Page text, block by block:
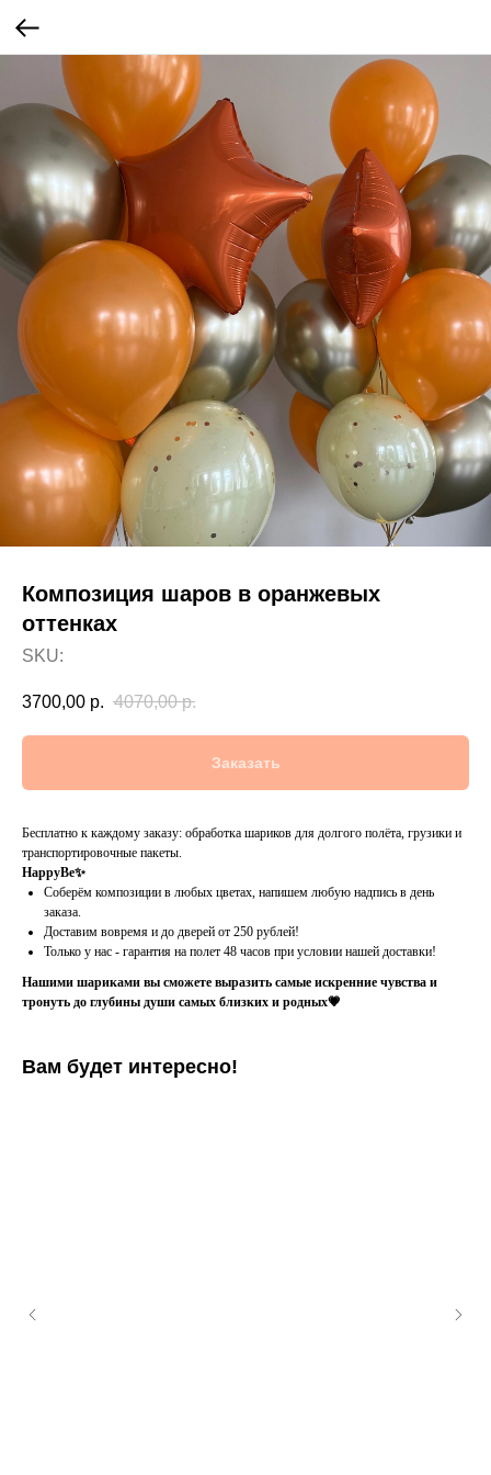
Композиция шаров в оранжевых
оттенках
SKU:
3700,00 р. 4070,00 р.
Заказать
Бесплатно к каждому заказу: обработка шариков для долгого полёта, грузики и
транспортировочные пакеты.
HappyBe✨
Соберём композиции в любых цветах, напишем любую надпись в день
заказа.
Доставим вовремя и до дверей от 250 рублей!
Только у нас - гарантия на полет 48 часов при условии нашей доставки!
Нашими шариками вы сможете выразить самые искренние чувства и
тронуть до глубины души самых близких и родных💗
Вам будет интересно!